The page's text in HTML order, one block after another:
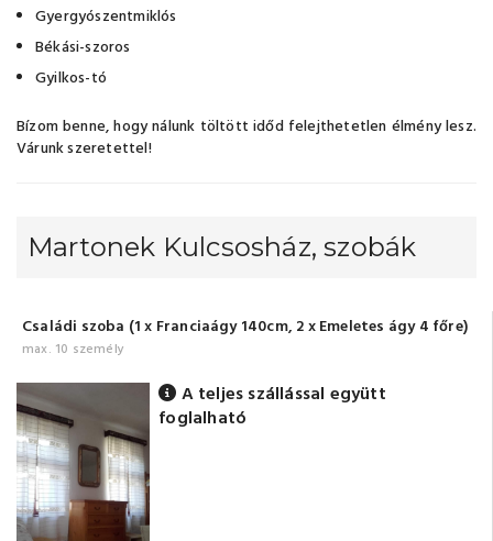
Gyergyószentmiklós
Békási-szoros
Gyilkos-tó
Bízom benne, hogy nálunk töltött időd felejthetetlen élmény lesz.
Várunk szeretettel!
Martonek Kulcsosház, szobák
Családi szoba (1 x Franciaágy 140cm, 2 x Emeletes ágy 4 főre)
max. 10 személy
A teljes szállással együtt
foglalható